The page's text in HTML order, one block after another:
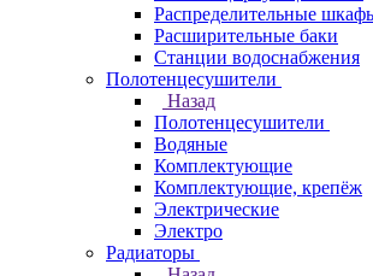
Распределительные
Расширительные баки
Станции водоснабжения
Полотенцесушители
Назад
Полотенцесушители
Водяные
Комплектующие
Комплектующие, крепёж
Электрические
Электро
Радиаторы